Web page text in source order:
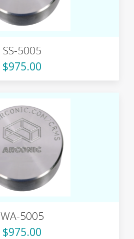
SS-5005
$975.00
WA-5005
$975.00